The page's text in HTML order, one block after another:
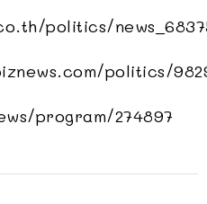
politics/
politics/
program/274897